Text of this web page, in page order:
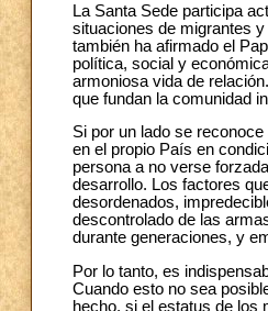
La Santa Sede participa
situaciones de migrantes
también ha afirmado el
política, social y
armoniosa vida de
que fundan la comunidad
Si por un lado se
en el propio País en
persona a no verse
desarrollo. Los factores
desordenados,
descontrolado de las
durante generaciones, y
Por lo tanto, es
Cuando esto no sea
hecho, si el estatus de los